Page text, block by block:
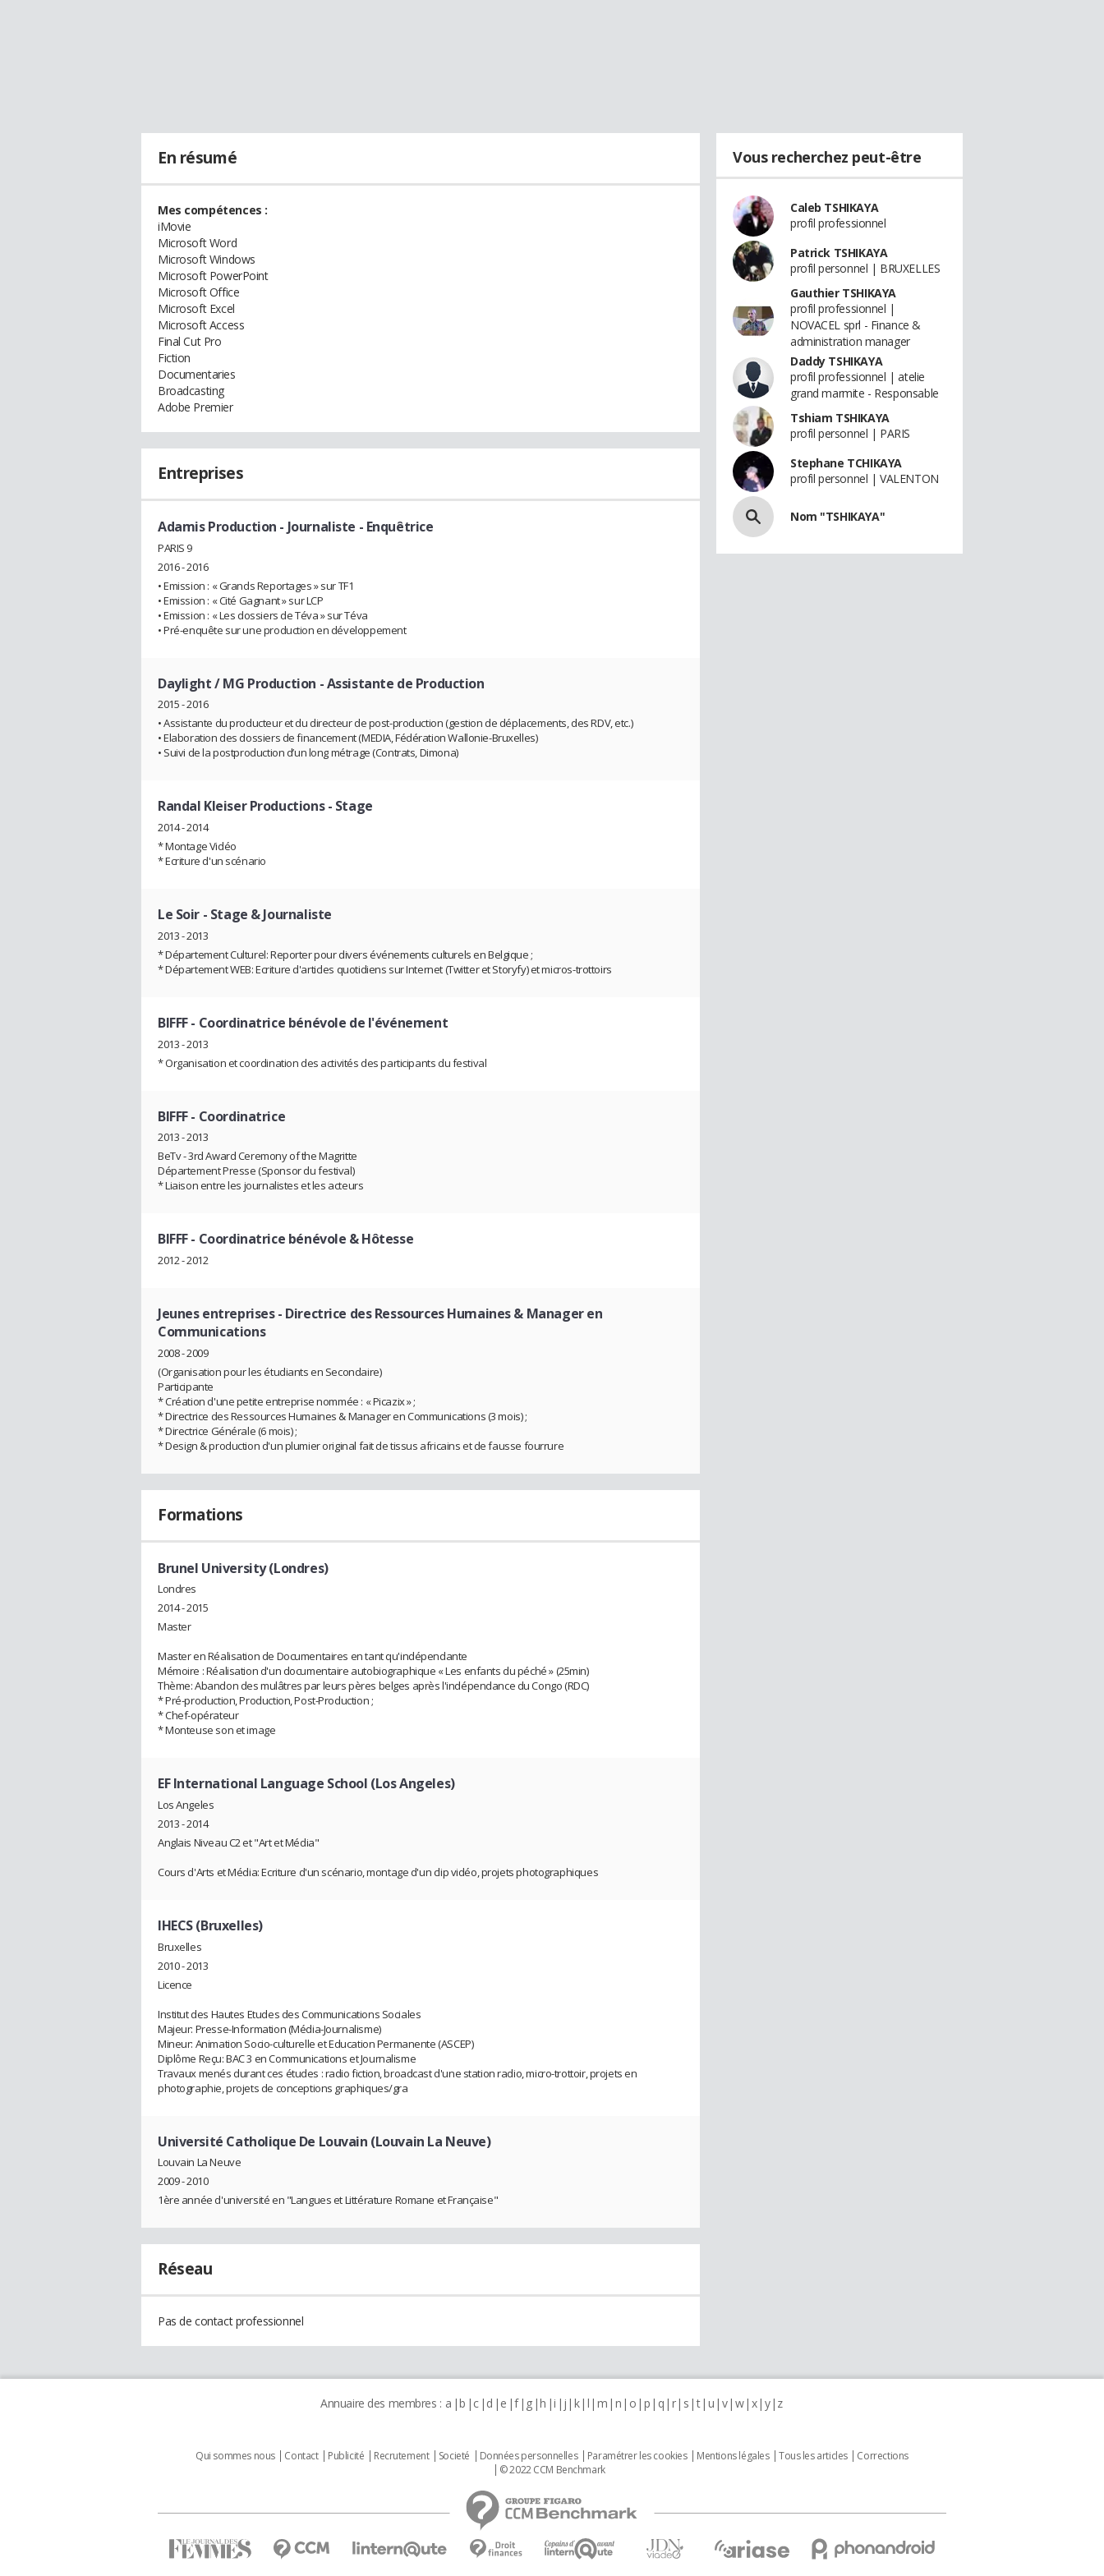
En résumé
Mes compétences :
iMovie
Microsoft Word
Microsoft Windows
Microsoft PowerPoint
Microsoft Office
Microsoft Excel
Microsoft Access
Final Cut Pro
Fiction
Documentaries
Broadcasting
Adobe Premier
Entreprises
Adamis Production - Journaliste - Enquêtrice
PARIS 9
2016 - 2016
• Emission : « Grands Reportages » sur TF1
• Emission : « Cité Gagnant » sur LCP
• Emission : « Les dossiers de Téva » sur Téva
• Pré-enquête sur une production en développement
Daylight / MG Production - Assistante de Production
2015 - 2016
• Assistante du producteur et du directeur de post-production (gestion de déplacements, des RDV, etc.)
• Elaboration des dossiers de financement (MEDIA, Fédération Wallonie-Bruxelles)
• Suivi de la postproduction d’un long métrage (Contrats, Dimona)
Randal Kleiser Productions- Stage
2014 - 2014
* Montage Vidéo
* Ecriture d'un scénario
Le Soir - Stage & Journaliste
2013 - 2013
* Département Culturel: Reporter pour divers événements culturels en Belgique ;
* Département WEB: Ecriture d'articles quotidiens sur Internet (Twitter et Storyfy) et micros-trottoirs
BIFFF- Coordinatrice bénévole de l'événement
2013 - 2013
* Organisation et coordination des activités des participants du festival
BIFFF- Coordinatrice
2013 - 2013
BeTv - 3rd Award Ceremony of the Magritte
Département Presse (Sponsor du festival)
* Liaison entre les journalistes et les acteurs
BIFFF- Coordinatrice bénévole & Hôtesse
2012 - 2012
Jeunes entreprises- Directrice des Ressources Humaines & Manager en
Communications
2008 - 2009
(Organisation pour les étudiants en Secondaire)
Participante
* Création d'une petite entreprise nommée : « Picazix » ;
* Directrice des Ressources Humaines & Manager en Communications (3 mois) ;
* Directrice Générale (6 mois) ;
* Design & production d'un plumier original fait de tissus africains et de fausse fourrure
Formations
Brunel University (Londres)
Londres
2014 - 2015
Master
Master en Réalisation de Documentaires en tant qu'indépendante
Mémoire : Réalisation d'un documentaire autobiographique « Les enfants du péché » (25min)
Thème: Abandon des mulâtres par leurs pères belges après l'indépendance du Congo (RDC)
* Pré-production, Production, Post-Production ;
* Chef-opérateur
* Monteuse son et image
EF International Language School (Los Angeles)
Los Angeles
2013 - 2014
Anglais Niveau C2 et "Art et Média"
Cours d'Arts et Média: Ecriture d'un scénario, montage d'un clip vidéo, projets photographiques
IHECS (Bruxelles)
Bruxelles
2010 - 2013
Licence
Institut des Hautes Etudes des Communications Sociales
Majeur: Presse-Information (Média-Journalisme)
Mineur: Animation Socio-culturelle et Education Permanente (ASCEP)
Diplôme Reçu: BAC 3 en Communications et Journalisme
Travaux menés durant ces études : radio fiction, broadcast d'une station radio, micro-trottoir, projets en
photographie, projets de conceptions graphiques/gra
Université Catholique De Louvain (Louvain La Neuve)
Louvain La Neuve
2009 - 2010
1ère année d'université en "Langues et Littérature Romane et Française"
Réseau
Pas de contact professionnel
Vous recherchez peut-être
Caleb TSHIKAYA
profil professionnel
Patrick TSHIKAYA
profil personnel | BRUXELLES
Gauthier TSHIKAYA
profil professionnel |
NOVACEL sprl - Finance &
administration manager
Daddy TSHIKAYA
profil professionnel | atelie
grand marmite - Responsable
Tshiam TSHIKAYA
profil personnel | PARIS
Stephane TCHIKAYA
profil personnel | VALENTON
Nom "TSHIKAYA"
Annuaire des membres : a b c d e f g h i j k l m n o p q r s t u v w x y z
Qui sommes nous Contact Publicité Recrutement Societé Données personnelles Paramétrer les cookies Mentions légales Tous les articles
Corrections
© 2022 CCM Benchmark